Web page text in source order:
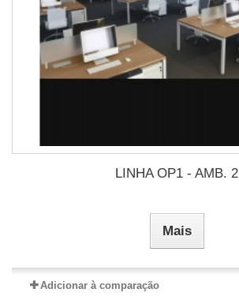
LINHA OP1 - AMB. 2
Mais
Adicionar à comparação